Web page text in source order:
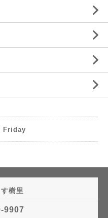
Friday
樹里
9907